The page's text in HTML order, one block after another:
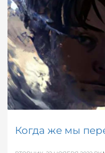
не привлекателен, его
незамеченной
ОПУБЛИКОВАНО В
/ ЭФФЕКТИВНОСТЬ
МЕТКИ: КРАСОТА
Когда же мы